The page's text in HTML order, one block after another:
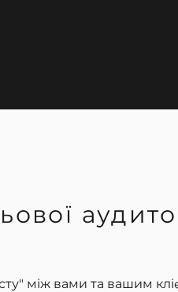
між вами та вашим